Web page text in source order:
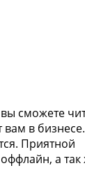
сможете
вам в бизнесе.
Приятной
а так